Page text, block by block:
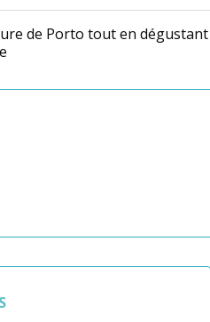
de Porto tout en dégustant